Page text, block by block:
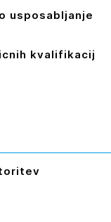
SE
usposabljanje
kvalifikacij